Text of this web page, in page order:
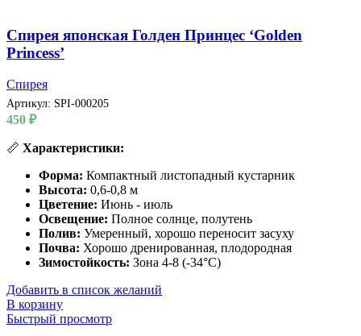
Спирея японская Голден Принцес ‘Golden
Princess’
Спирея
Артикул: SPI-000205
450 ₽
📏 Характеристики:
Форма: Компактный листопадный кустарник
Высота: 0,6-0,8 м
Цветение: Июнь - июль
Освещение: Полное солнце, полутень
Полив: Умеренный, хорошо переносит засуху
Почва: Хорошо дренированная, плодородная
Зимостойкость: Зона 4-8 (-34°C)
Добавить в список желаний
В корзину
Быстрый просмотр